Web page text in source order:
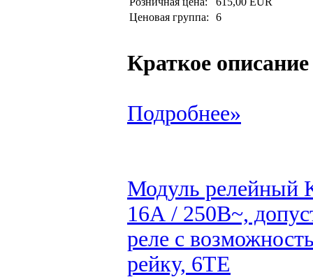
Ценовая группа:
6
Краткое описание
Подробнее»
Модуль релейный
16А / 250В~,
реле с
рейку, 6TE